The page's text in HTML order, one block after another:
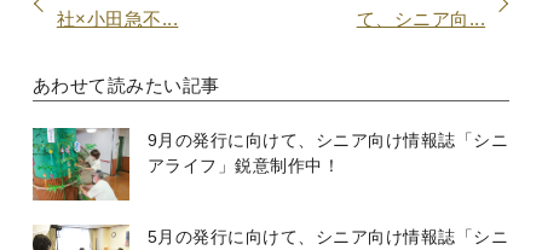
社×小田急不...
て、シニア向...
あわせて読みたい記事
9月の発行に向けて、シニア向け情報誌「シニ
アライフ」鋭意制作中！
5月の発行に向けて、シニア向け情報誌「シニ